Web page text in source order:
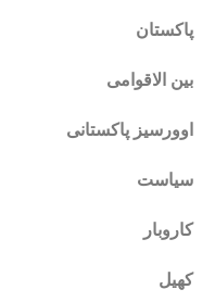
پاکستان
بین الاقوامی
اوورسیز پاکستانی
سیاست
کاروبار
کھیل